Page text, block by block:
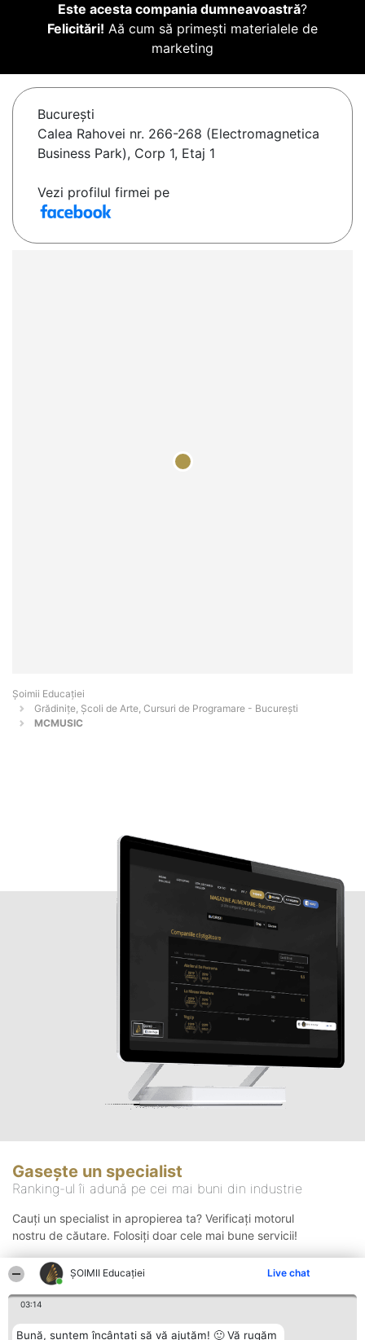
ȘOIMII Educației Live chat
03:14
Bună, suntem încântați să vă ajutăm! 🙂 Vă rugăm
Este acesta compania dumneavoastră?
Felicitări! Aă cum să primești materialele de
marketing
Bucureşti
Calea Rahovei nr. 266-268 (Electromagnetica
Business Park), Corp 1, Etaj 1
Vezi profilul firmei pe
Șoimii Educației
Grădinițe, Școli de Arte, Cursuri de Programare - Bucureşti
MCMUSIC
Gasește un specialist
Ranking-ul îi adună pe cei mai buni din industrie
Cauți un specialist in apropierea ta? Verificați motorul
nostru de căutare. Folosiți doar cele mai bune servicii!